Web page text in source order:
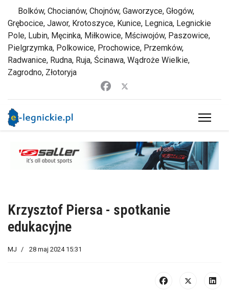
Bolków, Chocianów, Chojnów, Gaworzyce, Głogów,
Grębocice, Jawor, Krotoszyce, Kunice, Legnica, Legnickie
Pole, Lubin, Męcinka, Miłkowice, Mściwojów, Paszowice,
Pielgrzymka, Polkowice, Prochowice, Przemków,
Radwanice, Rudna, Ruja, Ścinawa, Wądroże Wielkie,
Zagrodno, Złotoryja
Krzysztof Piersa - spotkanie
edukacyjne
MJ 28 maj 2024 15:31